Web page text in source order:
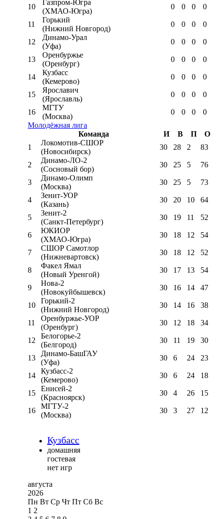
10
Газпром-Югра
(ХМАО-Югра)
0 0 0 0
11
Горький
(Нижний Новгород)
0 0 0 0
12
Динамо-Урал
(Уфа)
0 0 0 0
13
Оренбуржье
(Оренбург)
0 0 0 0
14
Кузбасс
(Кемерово)
0 0 0 0
15
Ярославич
(Ярославль)
0 0 0 0
16
МГТУ
(Москва)
0 0 0
0
Молодёжная лига
Команда
И В П
О
1
Локомотив-CШОР
(Новосибирск)
30 28 2 83
2
Динамо-ЛО-2
(Сосновый бор)
30 25 5 76
3
Динамо-Олимп
(Москва)
30 25 5 73
4
Зенит-УОР
(Казань)
30 20 10 64
5
Зенит-2
(Санкт-Петербург)
30 19 11 52
6
ЮКИОР
(ХМАО-Югра)
30 18 12 54
7
СШОР Самотлор
(Нижневартовск)
30 18 12 52
8
Факел Ямал
(Новый Уренгой)
30 17 13 54
9
Нова-2
(Новокуйбышевск)
30 16 14 47
10
Горький-2
(Нижний Новгород)
30 14 16 38
11
Оренбуржье-УОР
(Оренбург)
30 12 18 34
12
Белогорье-2
(Белгород)
30 11 19 30
13
Динамо-БашГАУ
(Уфа)
30 6 24 23
14
Кузбасс-2
(Кемерово)
30 6 24 18
15
Енисей-2
(Красноярск)
30 4 26 15
16
МГТУ-2
(Москва)
30 3 27 12
Кузбасс
домашняя
гостевая
нет игр
августа
2026
Пн Вт Ср Чт Пт Сб Вс
1 2